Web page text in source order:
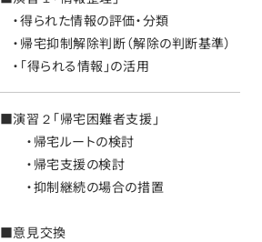
・得られた情報の評価・分類
・帰宅抑制解除判断（解除の判断基準）
・「得られる情報」の活用
■演習２「帰宅困難者支援」
・帰宅ルートの検討
・帰宅支援の検討
・抑制継続の場合の措置
■意見交換